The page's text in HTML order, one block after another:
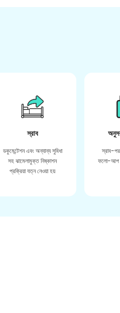
স্রাব
ডকুমেন্টেশন এবং অন্যান্য সুবিধা
সহ ঝামেলামুক্ত নিষ্কাশন
প্রক্রিয়া যত্ন নেওয়া হয়
স্রাব-
ফলো-আপ